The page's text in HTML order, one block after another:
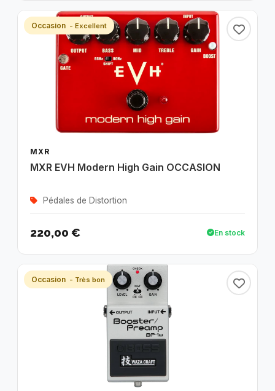
Occasion - Excellent
MXR
MXR EVH Modern High Gain OCCASION
Pédales de Distortion
220,00 € En stock
Occasion - Très bon